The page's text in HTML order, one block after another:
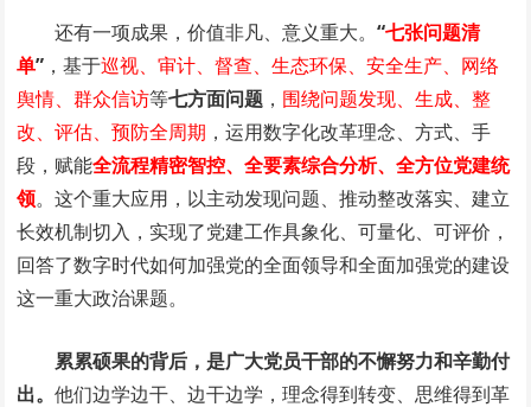
还有一项成果，价值非凡、意义重大。“七张问题清
单” ，基于巡视、审计、督查、生态环保、安全生产、网络
舆情、群众信访等七方面问题 ， 围绕问题发现、生成、整
改、评估、预防全周期 ，运用数字化改革理念、方式、手
段，赋能全流程精密智控、全要素综合分析、全方位党建统
领。这个重大应用，以主动发现问题、推动整改落实、建立
长效机制切入，实现了党建工作具象化、可量化、可评价，
回答了数字时代如何加强党的全面领导和全面加强党的建设
这一重大政治课题。
累累硕果的背后，是广大党员干部的不懈努力和辛勤付
出。他们边学边干、边干边学，理念得到转变、思维得到革